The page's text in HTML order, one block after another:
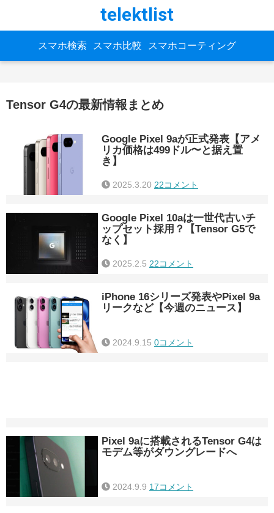
telektlist
スマホ検索 スマホ比較 スマホコーティング
Tensor G4の最新情報まとめ
Google Pixel 9aが正式発表【アメ
リカ価格は499ドル〜と据え置
き】
2025.3.20 22コメント
Google Pixel 10aは一世代古いチ
ップセット採用？【Tensor G5で
なく】
2025.2.5 22コメント
iPhone 16シリーズ発表やPixel 9a
リークなど【今週のニュース】
2024.9.15 0コメント
Pixel 9aに搭載されるTensor G4は
モデム等がダウングレードへ
2024.9.9 17コメント